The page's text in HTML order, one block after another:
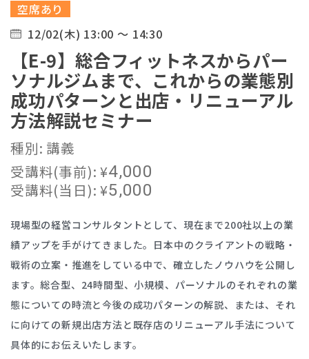
空席あり
12/02(木) 13:00 ～ 14:30
【E-9】総合フィットネスからパー
ソナルジムまで、これからの業態別
成功パターンと出店・リニューアル
方法解説セミナー
種別: 講義
受講料(事前):¥4,000
受講料(当日):¥5,000
現場型の経営コンサルタントとして、現在まで200社以上の業
績アップを手がけてきました。日本中のクライアントの戦略・
戦術の立案・推進をしている中で、確立したノウハウを公開し
ます。総合型、24時間型、小規模、パーソナルのそれぞれの業
態についての時流と今後の成功パターンの解説、または、それ
に向けての新規出店方法と既存店のリニューアル手法について
具体的にお伝えいたします。